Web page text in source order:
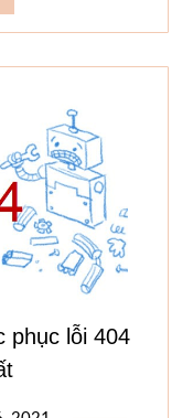
phục lỗi 404